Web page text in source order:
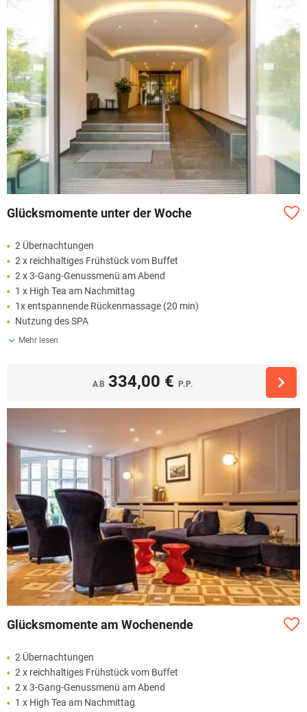
Glücksmomente unter der Woche
2 Übernachtungen
2 x reichhaltiges Frühstück vom Buffet
2 x 3-Gang-Genussmenü am Abend
1 x High Tea am Nachmittag
1x entspannende Rückenmassage (20 min)
Nutzung des SPA
Mehr lesen
AB 334,00 € P.P.
Glücksmomente am Wochenende
2 Übernachtungen
2 x reichhaltiges Frühstück vom Buffet
2 x 3-Gang-Genussmenü am Abend
1 x High Tea am Nachmittag